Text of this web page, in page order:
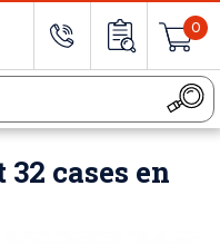
0
cases en